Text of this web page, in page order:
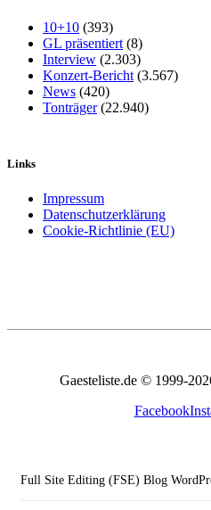
10+10 (393)
GL präsentiert (8)
Interview (2.303)
Konzert-Bericht (3.567)
News (420)
Tonträger(22.940)
Links
Impressum
Datenschutzerklärung
Cookie-Richtlinie (EU)
Gaesteliste.de © 1999-
Facebook
Full Site Editing (FSE) Blog